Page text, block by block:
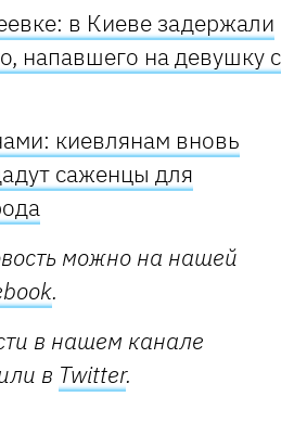
в Киеве задержали
напавшего на девушку с
киевлянам вновь
саженцы для
можно на нашей
.
в нашем канале
в Twitter.